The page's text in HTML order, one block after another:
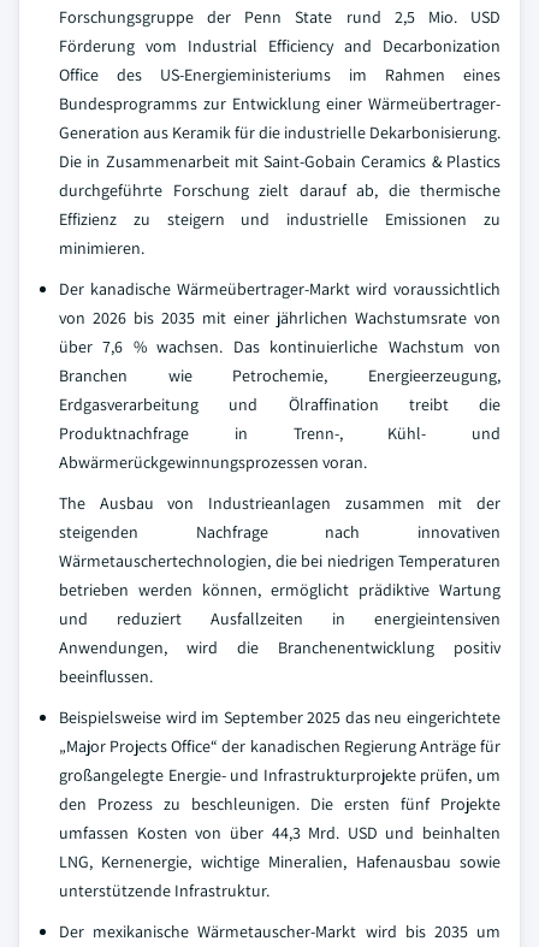
Forschungsgruppe der Penn State rund 2,5 Mio. USD
Förderung vom Industrial Efficiency and Decarbonization
Office des US-Energieministeriums im Rahmen eines
Bundesprogramms zur Entwicklung einer Wärmeübertrager-
Generation aus Keramik für die industrielle Dekarbonisierung.
Die in Zusammenarbeit mit Saint-Gobain Ceramics & Plastics
durchgeführte Forschung zielt darauf ab, die thermische
Effizienz zu steigern und industrielle Emissionen zu
minimieren.
Der kanadische Wärmeübertrager-Markt wird voraussichtlich
von 2026 bis 2035 mit einer jährlichen Wachstumsrate von
über 7,6 % wachsen. Das kontinuierliche Wachstum von
Branchen wie Petrochemie, Energieerzeugung,
Erdgasverarbeitung und Ölraffination treibt die
Produktnachfrage in Trenn-, Kühl- und
Abwärmerückgewinnungsprozessen voran.
The Ausbau von Industrieanlagen zusammen mit der
steigenden Nachfrage nach innovativen
Wärmetauschertechnologien, die bei niedrigen Temperaturen
betrieben werden können, ermöglicht prädiktive Wartung
und reduziert Ausfallzeiten in energieintensiven
Anwendungen, wird die Branchenentwicklung positiv
beeinflussen.
Beispielsweise wird im September 2025 das neu eingerichtete
„Major Projects Office“ der kanadischen Regierung Anträge für
großangelegte Energie- und Infrastrukturprojekte prüfen, um
den Prozess zu beschleunigen. Die ersten fünf Projekte
umfassen Kosten von über 44,3 Mrd. USD und beinhalten
LNG, Kernenergie, wichtige Mineralien, Hafenausbau sowie
unterstützende Infrastruktur.
Der mexikanische Wärmetauscher-Markt wird bis 2035 um